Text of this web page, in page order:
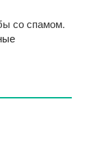
со спамом.